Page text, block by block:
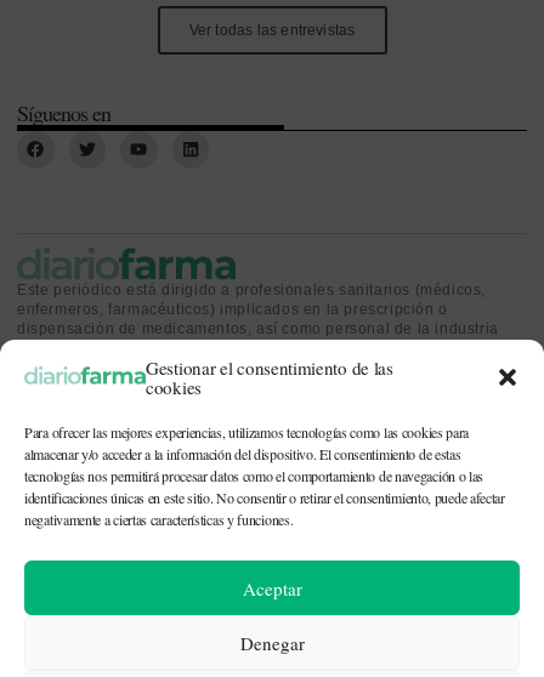
Gestionar el consentimiento de las
cookies
Para ofrecer las mejores experiencias, utilizamos tecnologías como las cookies para
almacenar y/o acceder a la información del dispositivo. El consentimiento de estas
tecnologías nos permitirá procesar datos como el comportamiento de navegación o las
identificaciones únicas en este sitio. No consentir o retirar el consentimiento, puede afectar
negativamente a ciertas características y funciones.
Aceptar
Denegar
Ver todas las entrevistas
Síguenos en
Este periódico está dirigido a profesionales sanitarios (médicos,
enfermeros, farmacéuticos) implicados en la prescripción o
dispensación de medicamentos, así como personal de la industria
sanitaria.
CONTACTO Y QUIÉNES SOMOS|POLÍTICA DE COOKIES|POLÍTICA DE
© 2026. Todos los derechos reservados. |
| Recursos
fotográficos: depositphotos